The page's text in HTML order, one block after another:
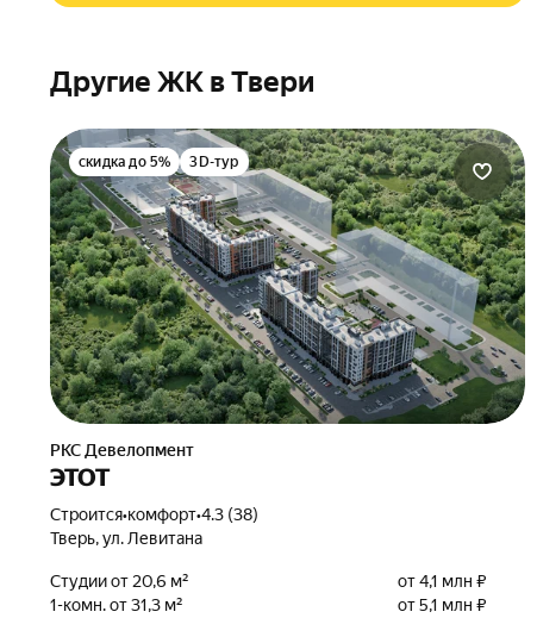
Другие ЖК в Твери
скидка до 5% 3D-тур
РКС Девелопмент
ЭТОТ
Строится•комфорт•4.3 (38)
Тверь, ул. Левитана
Студии от 20,6 м²
от 4,1 млн ₽
1-комн. от 31,3 м²
от 5,1 млн ₽